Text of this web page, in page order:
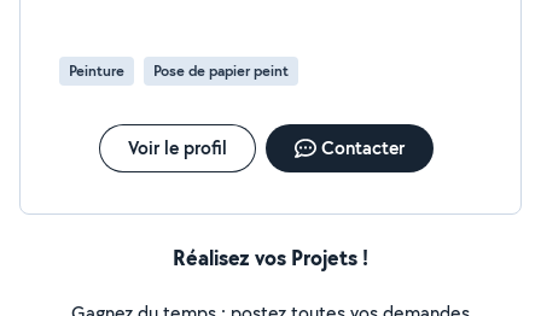
Peinture Pose de papier peint
Voir le profil Contacter
Réalisez vos Projets !